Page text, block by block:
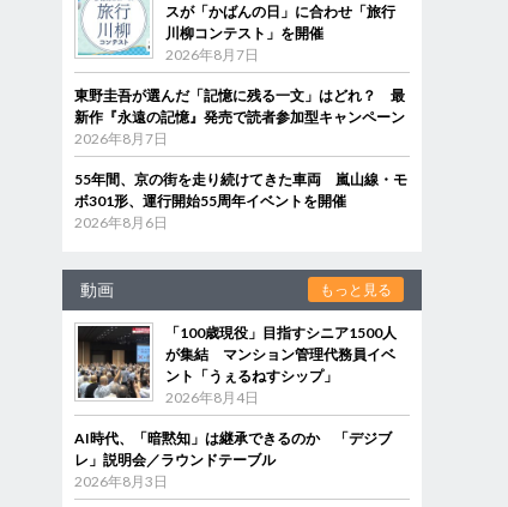
スが「かばんの日」に合わせ「旅行
川柳コンテスト」を開催
2026年8月7日
東野圭吾が選んだ「記憶に残る一文」はどれ？ 最
新作『永遠の記憶』発売で読者参加型キャンペーン
2026年8月7日
55年間、京の街を走り続けてきた車両 嵐山線・モ
ボ301形、運行開始55周年イベントを開催
2026年8月6日
動画 もっと見る
「100歳現役」目指すシニア1500人
が集結 マンション管理代務員イベ
ント「うぇるねすシップ」
2026年8月4日
AI時代、「暗黙知」は継承できるのか 「デジブ
レ」説明会／ラウンドテーブル
2026年8月3日